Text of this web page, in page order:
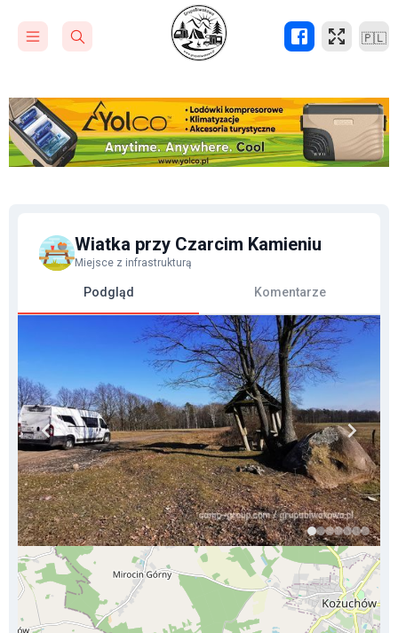
🇵🇱
Wiatka przy Czarcim Kamieniu
Miejsce z infrastrukturą
Podgląd Komentarze